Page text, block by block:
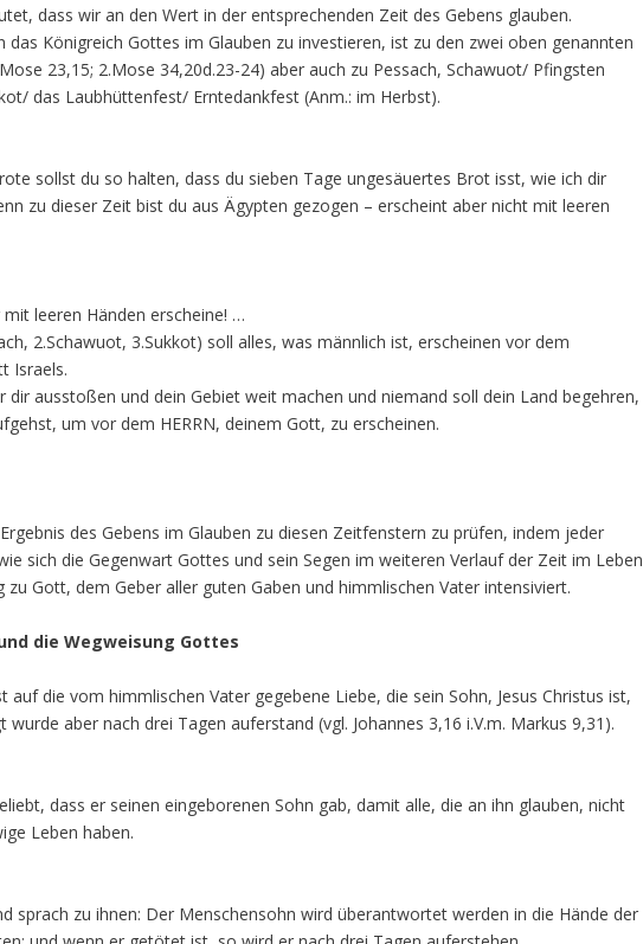
dass wir an den Wert in der entsprechenden Zeit des Gebens glauben.
Königreich Gottes im Glauben zu investieren, ist zu den zwei oben genannten
23,15; 2.Mose 34,20d.23-24) aber auch zu Pessach, Schawuot/ Pfingsten
das Laubhüttenfest/ Erntedankfest (Anm.: im Herbst).
sollst du so halten, dass du sieben Tage ungesäuertes Brot isst, wie ich dir
zu dieser Zeit bist du aus Ägypten gezogen – erscheint aber nicht mit leeren
leeren Händen erscheine! …
2.Schawuot, 3.Sukkot) soll alles, was männlich ist, erscheinen vor dem
Israels.
dir ausstoßen und dein Gebiet weit machen und niemand soll dein Land begehren,
um vor dem HERRN, deinem Gott, zu erscheinen.
des Gebens im Glauben zu diesen Zeitfenstern zu prüfen, indem jeder
sich die Gegenwart Gottes und sein Segen im weiteren Verlauf der Zeit im Leben
Gott, dem Geber aller guten Gaben und himmlischen Vater intensiviert.
die Wegweisung Gottes
auf die vom himmlischen Vater gegebene Liebe, die sein Sohn, Jesus Christus ist,
aber nach drei Tagen auferstand (vgl. Johannes 3,16 i.V.m. Markus 9,31).
dass er seinen eingeborenen Sohn gab, damit alle, die an ihn glauben, nicht
Leben haben.
sprach zu ihnen: Der Menschensohn wird überantwortet werden in die Hände der